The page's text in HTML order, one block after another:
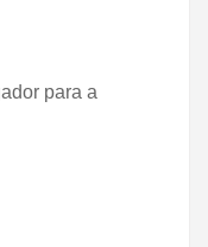
para a